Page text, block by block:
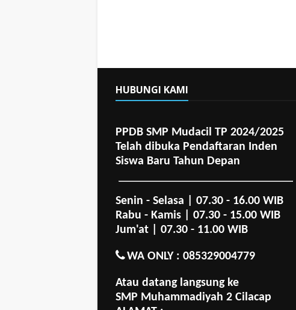
HUBUNGI KAMI
PPDB SMP Mudacil TP 2024/2025
Telah dibuka Pendaftaran Inden
Siswa Baru Tahun Depan
Senin - Selasa | 07.30 - 16.00 WIB
Rabu - Kamis | 07.30 - 15.00 WIB
Jum'at | 07.30 - 11.00 WIB
WA ONLY : 085329004779
Atau datang langsung ke
SMP Muhammadiyah 2 Cilacap